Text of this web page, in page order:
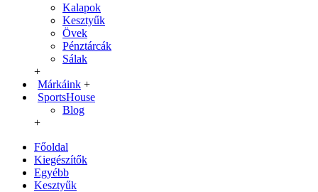
Kalapok
Kesztyűk
Övek
Pénztárcák
Sálak
+
Márkáink +
SportsHouse
Blog
+
Főoldal
Kiegészítők
Egyébb
Kesztyűk